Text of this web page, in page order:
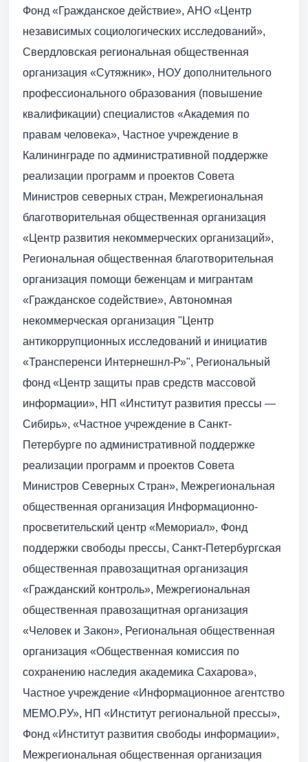
Фонд «Гражданское действие», АНО «Центр
независимых социологических исследований»,
Свердловская региональная общественная
организация «Сутяжник», НОУ дополнительного
профессионального образования (повышение
квалификации) специалистов «Академия по
правам человека», Частное учреждение в
Калининграде по административной поддержке
реализации программ и проектов Совета
Министров северных стран, Межрегиональная
благотворительная общественная организация
«Центр развития некоммерческих организаций»,
Региональная общественная благотворительная
организация помощи беженцам и мигрантам
«Гражданское содействие», Автономная
некоммерческая организация "Центр
антикоррупционных исследований и инициатив
«Трансперенси Интернешнл-Р»", Региональный
фонд «Центр защиты прав средств массовой
информации», НП «Институт развития прессы —
Сибирь», «Частное учреждение в Санкт-
Петербурге по административной поддержке
реализации программ и проектов Совета
Министров Северных Стран», Межрегиональная
общественная организация Информационно-
просветительский центр «Мемориал», Фонд
поддержки свободы прессы, Санкт-Петербургская
общественная правозащитная организация
«Гражданский контроль», Межрегиональная
общественная правозащитная организация
«Человек и Закон», Региональная общественная
организация «Общественная комиссия по
сохранению наследия академика Сахарова»,
Частное учреждение «Информационное агентство
МЕМО.РУ», НП «Институт региональной прессы»,
Фонд «Институт развития свободы информации»,
Межрегиональная общественная организация